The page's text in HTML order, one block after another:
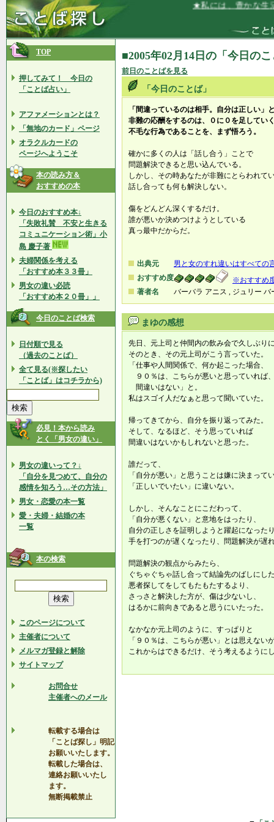
★私には、豊かな生活
TOP
押してみて！ 今日の
「ことば占い」
アファメーションとは？
「無地のカード」ページ
オラクルカードの
ページへようこそ
本の読み方＆
おすすめの本
今日のおすすめ本↓
「失敗礼賛 不安と生きる
コミュニケーション術」小
島 慶子著
夫婦関係を考える
「おすすめ本３３冊」
男女の違い必読
「おすすめ本２０冊」」
今日のことば検索
日付順で見る
（過去のことば）
全て見る(※探したい
「ことば」はコチラから)
必見！本から読み
とく「男女の違い」
男女の違いって？↓
「自分を見つめて、自分の
感情を知ろう…その方法」
男女・恋愛の本一覧
愛・夫婦・結婚の本
一覧
本の検索
このページについて
主催者について
メルマガ登録と解除
サイトマップ
お問合せ
主催者へのメール
転載する場合は
「ことば探し」明記
お願いいたします。
転載した場合は、
連絡お願いいたし
ます。
無断掲載禁止
■2005年02月14日の「今日の
前日のことばを見る
「今日のことば」
「間違っているのは相手。自分は正しい」
非難の応酬をするのは、０に０を足してい
不毛な行為であることを、まず悟ろう。
確かに多くの人は「話し合う」ことで
問題解決できると思い込んでいる。
しかし、その時あなたが非難にとらわれて
話し合っても何も解決しない。
傷をどんどん深くするだけ。
誰が悪いか決めつけようとしている
真っ最中だからだ。
出典元
男と女のすれ違いはすべての
おすすめ度
※おすすめ
著者名
バーバラ アニス , ジュリー バ
まゆの感想
先日、元上司と仲間内の飲み会で久しぶり
そのとき、その元上司がこう言っていた。
「仕事や人間関係で、何か起こった場合、
９０％は、こちらが悪いと思っていれば
間違いはない」と。
私はスゴイ人だなぁと思って聞いていた。
帰ってきてから、自分を振り返ってみた。
そして、なるほど、そう思っていれば
間違いはないかもしれないと思った。
誰だって、
「自分が悪い」と思うことは嫌に決まって
「正しいでいたい」に違いない。
しかし、そんなことにこだわって、
「自分が悪くない」と意地をはったり、
自分の正しさを証明しようと躍起になった
手を打つのが遅くなったり、問題解決が遅
問題解決の観点からみたら、
ぐちゃぐちゃ話し合って結論先のばしにし
悪者探してをしてもたもたするより、
さっさと解決した方が、傷は少ないし、
はるかに前向きであると思うにいたった。
なかなか元上司のように、すっぱりと
「９０％は、こちらが悪い」とは思えない
これからはできるだけ、そう考えるように